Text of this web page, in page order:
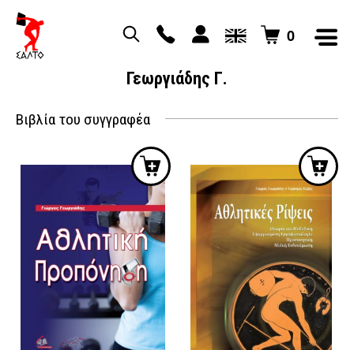
0
Γεωργιάδης Γ.
Βιβλία του συγγραφέα